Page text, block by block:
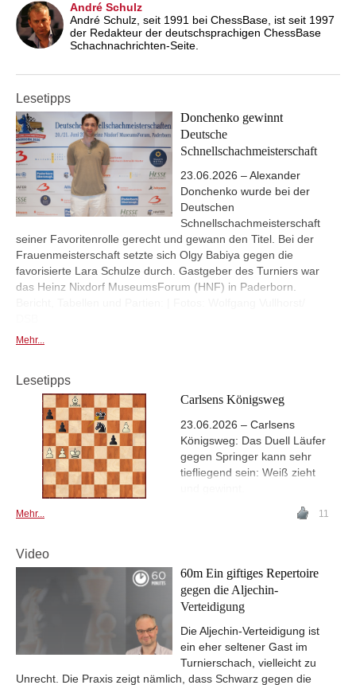
André Schulz
André Schulz, seit 1991 bei ChessBase, ist seit 1997
der Redakteur der deutschsprachigen ChessBase
Schachnachrichten-Seite.
Lesetipps
Donchenko gewinnt
Deutsche
Schnellschachmeisterschaft
23.06.2026 – Alexander
Donchenko wurde bei der
Deutschen
Schnellschachmeisterschaft
seiner Favoritenrolle gerecht und gewann den Titel. Bei der
Frauenmeisterschaft setzte sich Olgy Babiya gegen die
favorisierte Lara Schulze durch. Gastgeber des Turniers war
das Heinz Nixdorf MuseumsForum (HNF) in Paderborn.
Mehr...
Lesetipps
Carlsens Königsweg
23.06.2026 – Carlsens
Königsweg: Das Duell Läufer
gegen Springer kann sehr
tiefliegend sein: Weiß zieht
Mehr... 11
Video
60m Ein giftiges Repertoire
gegen die Aljechin-
Verteidigung
Die Aljechin-Verteidigung ist
ein eher seltener Gast im
Turnierschach, vielleicht zu
Unrecht. Die Praxis zeigt nämlich, dass Schwarz gegen die